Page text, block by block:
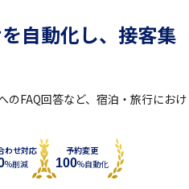
自動化し、接客集
のFAQ回答など、宿泊・旅行におけ
わせ対応
%削減
予約変更
100%自動化